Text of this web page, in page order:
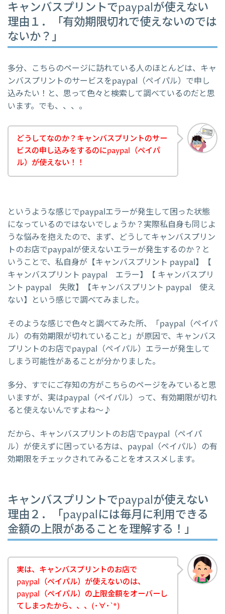
キャンバスプリントでpaypalが使えない
理由１．「有効期限切れで使えないのでは
ないか？」
多分、こちらのページに訪れている人のほとんどは、キャ
ンバスプリントのサービスをpaypal（ペイパル）で申し
込みたい！と、思って色々と検索して調べているのだと思
います。でも、、、。
どうしてなのか？キャンバスプリントのサー
ビスの申し込みをするのにpaypal（ペイパ
ル）が使えない！！
というような感じでpaypalエラーが発生して困った状態
になっているのではないでしょうか？実際私自身も同じよ
うな悩みを抱えたので、まず、どうしてキャンバスプリン
トのお店でpaypalが使えないエラーが発生するのか？と
いうことで、私自身が【キャンバスプリント paypal】【
キャンバスプリント paypal エラー】【 キャンバスプリ
ント paypal 失敗】【キャンバスプリント paypal 使え
ない】という感じで調べてみました。
そのような感じで色々と調べてみた所、「paypal（ペイパ
ル）の有効期限が切れていること」が原因で、キャンバス
プリントのお店でpaypal（ペイパル）エラーが発生して
しまう可能性があることが分かりました。
多分、すでにご存知の方がこちらのページをみていると思
いますが、実はpaypal（ペイパル）って、有効期限が切れ
ると使えないんですよね～♪
だから、キャンバスプリントのお店でpaypal（ペイパ
ル）が使えずに困っている方は、paypal（ペイパル）の有
効期限をチェックされてみることをオススメします。
キャンバスプリントでpaypalが使えない
理由２．「paypalには毎月に利用できる
金額の上限があることを理解する！」
実は、キャンバスプリントのお店で
paypal（ペイパル）が使えないのは、
paypal（ペイパル）の上限金額をオーバーし
てしまったから、、、(･∀･`*)